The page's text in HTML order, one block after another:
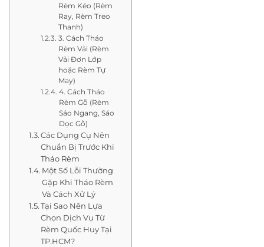
Rèm Kéo (Rèm
Ray, Rèm Treo
Thanh)
3. Cách Tháo
Rèm Vải (Rèm
Vải Đơn Lớp
hoặc Rèm Tự
May)
4. Cách Tháo
Rèm Gỗ (Rèm
Sáo Ngang, Sáo
Dọc Gỗ)
Các Dụng Cụ Nên
Chuẩn Bị Trước Khi
Tháo Rèm
Một Số Lỗi Thường
Gặp Khi Tháo Rèm
Và Cách Xử Lý
Tại Sao Nên Lựa
Chọn Dịch Vụ Từ
Rèm Quốc Huy Tại
TP.HCM?